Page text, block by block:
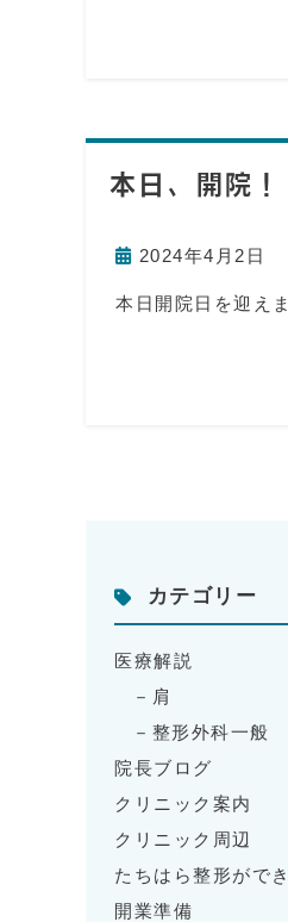
本日、開院！
2024年4月2日
本日開院日を迎え
カテゴリー
医療解説
肩
整形外科一般
院長ブログ
クリニック案内
クリニック周辺
たちはら整形がで
開業準備